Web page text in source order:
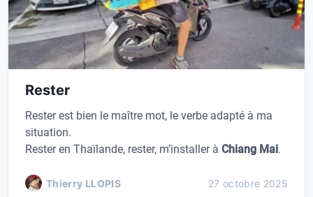
Rester
Rester est bien le maître mot, le verbe adapté à ma
situation.
Rester en Thaïlande, rester, m’installer à Chiang Mai.
Thierry LLOPIS 27 octobre 2025